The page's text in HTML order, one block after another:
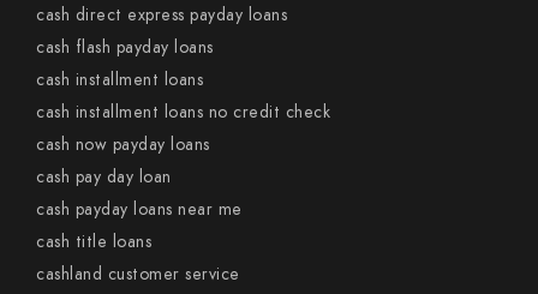
cash direct express payday loans
cash flash payday loans
cash installment loans
cash installment loans no credit check
cash now payday loans
cash pay day loan
cash payday loans near me
cash title loans
cashland customer service